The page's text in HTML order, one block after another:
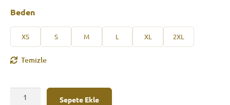
Beden
XS S M L XL 2XL
Temizle
Baskılı
Sepete Ekle